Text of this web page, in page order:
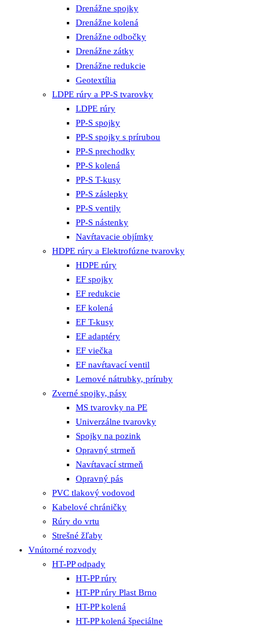
Drenážne spojky
Drenážne kolená
Drenážne odbočky
Drenážne zátky
Drenážne redukcie
Geotextília
LDPE rúry a PP-S tvarovky
LDPE rúry
PP-S spojky
PP-S spojky s prírubou
PP-S prechodky
PP-S kolená
PP-S T-kusy
PP-S záslepky
PP-S ventily
PP-S nástenky
Navŕtavacie objímky
HDPE rúry a Elektrofúzne tvarovky
HDPE rúry
EF spojky
EF redukcie
EF kolená
EF T-kusy
EF adaptéry
EF viečka
EF navŕtavací ventil
Lemové nátrubky, príruby
Zverné spojky, pásy
MS tvarovky na PE
Univerzálne tvarovky
Spojky na pozink
Opravný strmeň
Navŕtavací strmeň
Opravný pás
PVC tlakový vodovod
Kabelové chráničky
Rúry do vrtu
Strešné žľaby
Vnútorné rozvody
HT-PP odpady
HT-PP rúry
HT-PP rúry Plast Brno
HT-PP kolená
HT-PP kolená špeciálne